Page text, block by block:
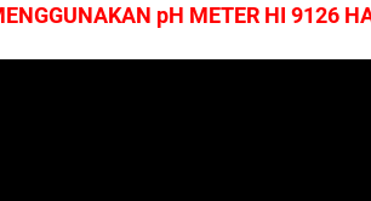
pH METER HI 9126